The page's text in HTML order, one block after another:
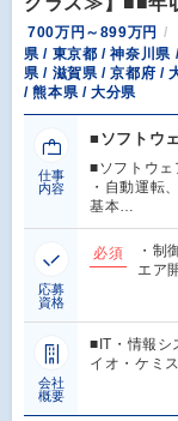
700万円～899万円
県 / 東京都 / 神奈川県
県 / 滋賀県 / 京都府 /
/ 熊本県 / 大分県
仕事
内容
■ソフトウ
■ソフトウ
・自動運転
基本…
応募
資格
必須
・制
エア
会社
概要
■IT・情報シ
イオ・ケミ